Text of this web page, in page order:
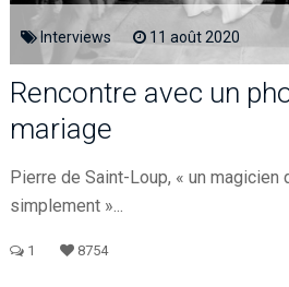
Interviews 11 août 2020
Rencontre avec un
mariage
Pierre de Saint-Loup, « un magicien
simplement »...
1 8754